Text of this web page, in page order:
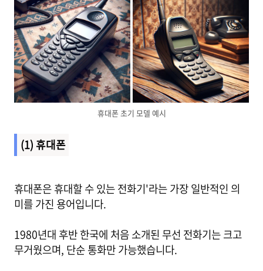
휴대폰 초기 모델 예시
(1) 휴대폰
휴대폰은 휴대할 수 있는 전화기'라는 가장 일반적인 의
미를 가진 용어입니다.
1980년대 후반 한국에 처음 소개된 무선 전화기는 크고
무거웠으며, 단순 통화만 가능했습니다.